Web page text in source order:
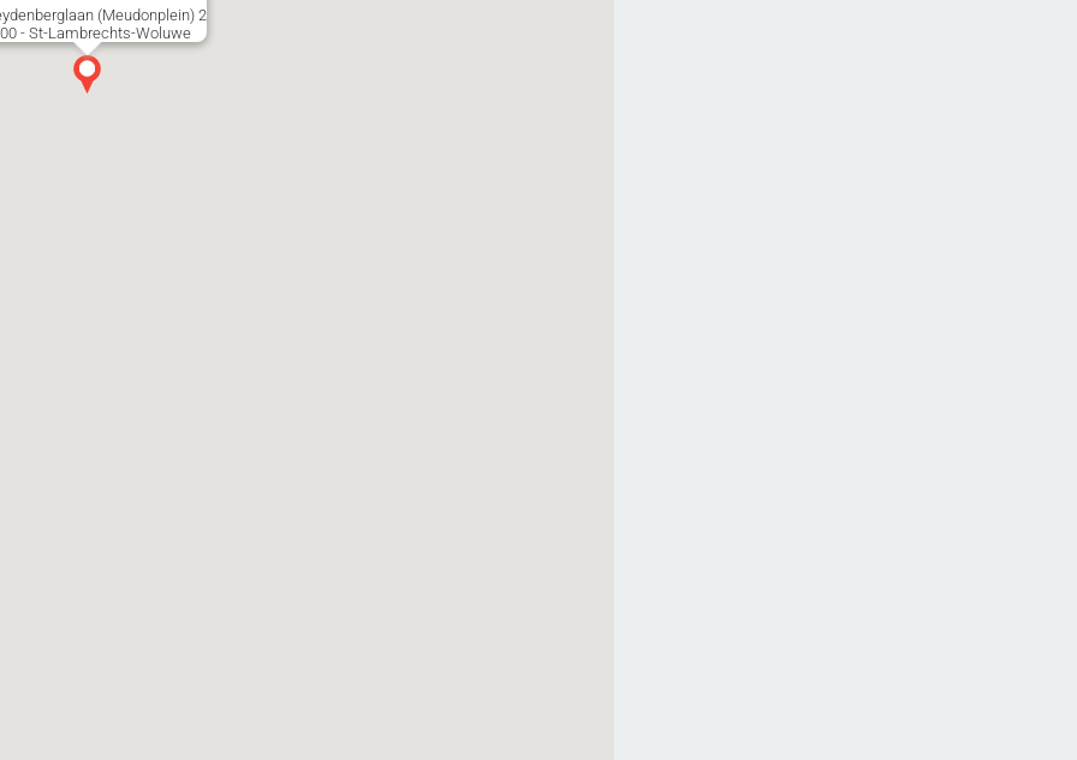
(Meudonplein) 2
- St-Lambrechts-Woluwe